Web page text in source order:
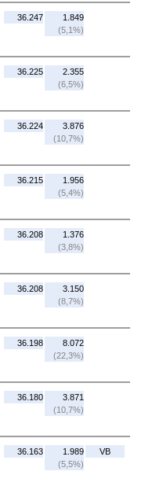
36.247
1.849
(5,1%)
36.225
2.355
(6,5%)
36.224
3.876
(10,7%)
36.215
1.956
(5,4%)
36.208
1.376
(3,8%)
36.208
3.150
(8,7%)
36.198
8.072
(22,3%)
36.180
3.871
(10,7%)
36.163
1.989
(5,5%)
VB